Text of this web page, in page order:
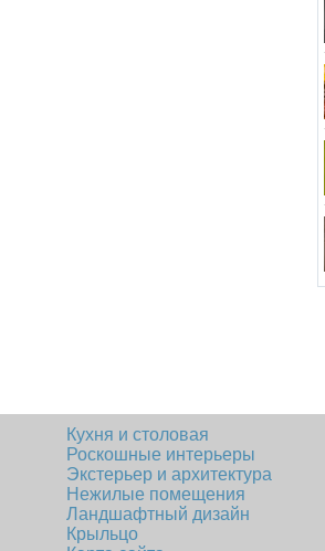
Кухня и столовая
Роскошные интерьеры
Экстерьер и архитектура
Нежилые помещения
Ландшафтный дизайн
Крыльцо